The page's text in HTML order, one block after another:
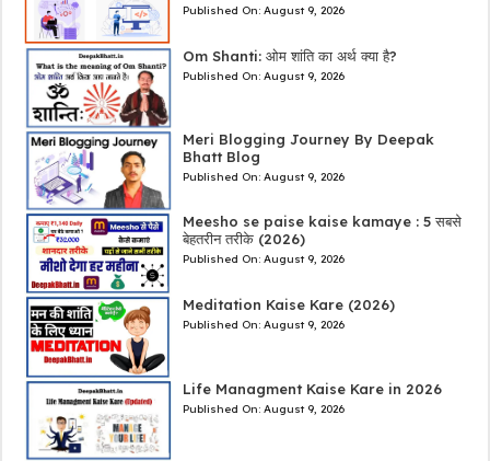
Published On: August 9, 2026
Om Shanti: ओम शांति का अर्थ क्या है?
Published On: August 9, 2026
Meri Blogging Journey By Deepak
Bhatt Blog
Published On: August 9, 2026
Meesho se paise kaise kamaye : 5 सबसे
बेहतरीन तरीके (2026)
Published On: August 9, 2026
Meditation Kaise Kare (2026)
Published On: August 9, 2026
Life Managment Kaise Kare in 2026
Published On: August 9, 2026